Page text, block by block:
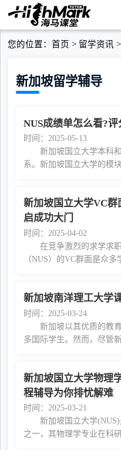
您的位置：首页 > 留学资讯
新加坡留学辅导
NUS成绩单怎么看?
时间：2025-05-13
新加坡国立大学本科和
系。新加坡国立大学的模
新加坡国立大学VC
启成功大门
时间：2025-04-02
在竞争激烈的求学求职
（NUS）的VC群面是众
新加坡南洋理工大学
时间：2025-03-24
新加坡以其优质的教育
多国际学生。然而，尽管
新加坡国立大学物理
程辅导为你排忧解难
时间：2025-03-21
新加坡国立大学(NUS)
之一，其物理学专业在科